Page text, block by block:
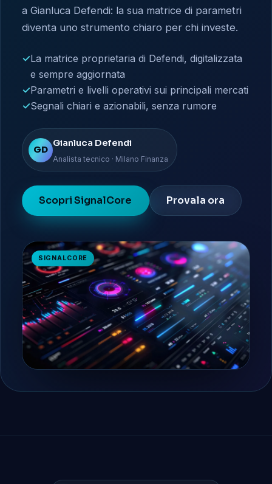
a Gianluca Defendi: la sua matrice di parametri
diventa uno strumento chiaro per chi investe.
✓La matrice proprietaria di Defendi, digitalizzata
e sempre aggiornata
✓Parametri e livelli operativi sui principali mercati
✓Segnali chiari e azionabili, senza rumore
GD
Gianluca Defendi
Analista tecnico · Milano Finanza
Scopri SignalCore Provala ora
SIGNALCORE